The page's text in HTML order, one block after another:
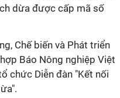
dừa được cấp mã số
Chế biến và Phát triển
Báo Nông nghiệp Việt
chức Diễn đàn "Kết nối